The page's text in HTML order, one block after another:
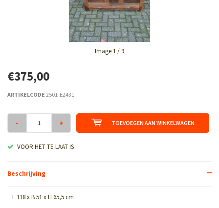
Image 1/ 9
€375,00
ARTIKELCODE 2501-E2431
- + TOEVOEGEN AAN WINKELWAGEN
VOOR HET TE LAAT IS
Beschrijving
L 118 x B 51 x H 65,5 cm